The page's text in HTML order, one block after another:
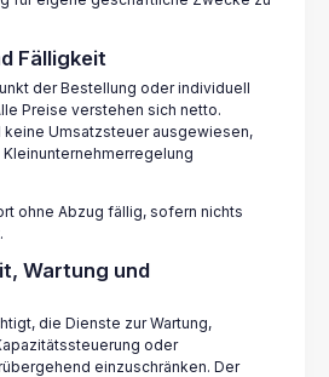
Fälligkeit
der Bestellung oder individuell
Preise verstehen sich netto.
keine Umsatzsteuer ausgewiesen,
ohne Abzug fällig, sofern nichts
Wartung und
die Dienste zur Wartung,
oder
einzuschränken. Der